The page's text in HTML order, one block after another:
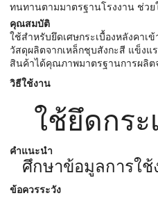
ทนทานตามมาตรฐานโรงงาน ช่วย
คุณสมบัติ
ใช้สำหรับยึดเศษกระเบื้องหลังคาเ
วัสดุผลิตจากเหล็กชุบสังกะสี แข็งแ
สินค้าได้คุณภาพมาตรฐานการผลิต
วิธีใช้งาน
ใช้ยึดกระ
คำแนะนำ
ศึกษาข้อมูลการใช้
ข้อควรระวัง